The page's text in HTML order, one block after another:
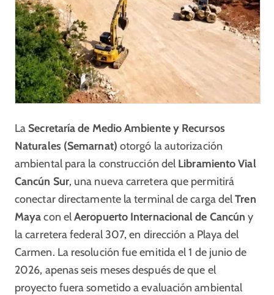
La Secretaría de Medio Ambiente y Recursos
Naturales (Semarnat) otorgó la autorización
ambiental para la construcción del Libramiento Vial
Cancún Sur, una nueva carretera que permitirá
conectar directamente la terminal de carga delTren
Mayacon elAeropuerto Internacional de Cancún y
la carretera federal 307, en dirección a Playa del
Carmen. La resolución fue emitida el 1 de junio de
2026, apenas seis meses después de que el
proyecto fuera sometido a evaluación ambiental